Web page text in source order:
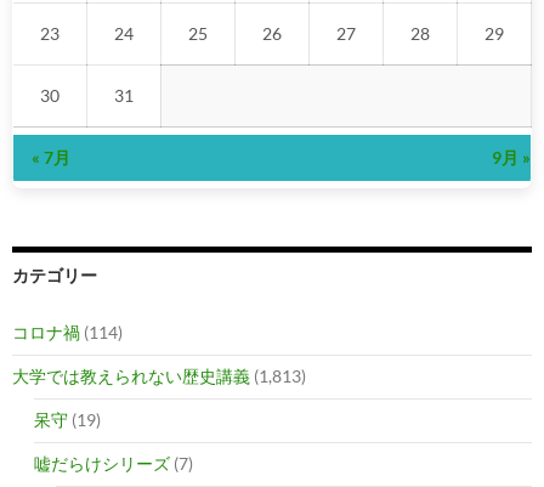
23 24 25 26 27 28 29
30 31
« 7月 9月 »
カテゴリー
コロナ禍 (114)
大学では教えられない歴史講義 (1,813)
呆守 (19)
嘘だらけシリーズ (7)